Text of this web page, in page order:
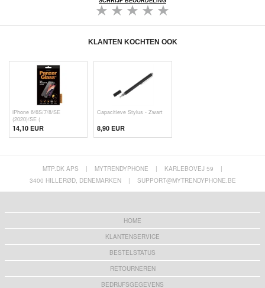
KLANTEN KOCHTEN OOK
iPhone 6/6S/7/8/SE
(2020)/SE (
14,10 EUR
Capacitieve Stylus - Zwart
8,90 EUR
MTP.DK APS | MYTRENDYPHONE | KARLEBOVEJ 59
|
3400 HILLERØD, DENEMARKEN
| SUPPORT@MYTRENDYPHONE.BE
HOME
KLANTENSERVICE
BESTELSTATUS
RETOURNEREN
BEDRIJFSGEGEVENS